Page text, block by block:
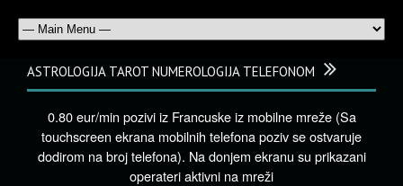
ASTROLOGIJA TAROT NUMEROLOGIJA TELEFONOM
0.80 eur/min pozivi iz Francuske iz mobilne mreže (Sa
touchscreen ekrana mobilnih telefona poziv se ostvaruje
dodirom na broj telefona). Na donjem ekranu su prikazani
operateri aktivni na mreži